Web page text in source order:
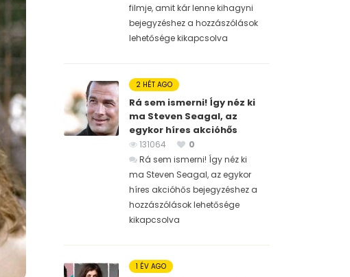
filmje, amit kár lenne kihagyni
bejegyzéshez a hozzászólások
lehetősége kikapcsolva
2 HÉT AGO
Rá sem ismerni! Így néz ki
ma Steven Seagal, az
egykor híres akcióhős
131064
0
Rá sem ismerni! Így néz ki
ma Steven Seagal, az egykor
híres akcióhős bejegyzéshez a
hozzászólások lehetősége
kikapcsolva
1 ÉV AGO